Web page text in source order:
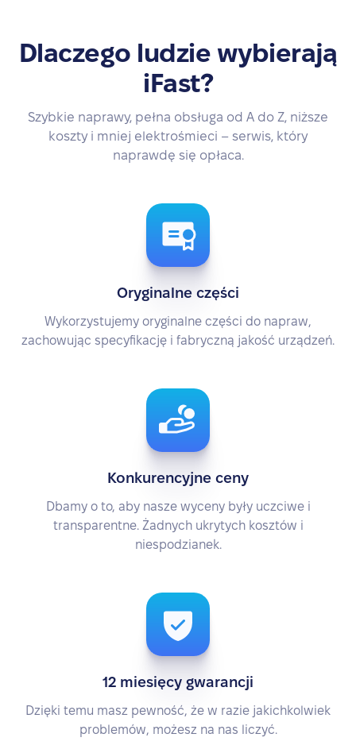
Dlaczego ludzie wybierają
iFast?
Szybkie naprawy, pełna obsługa od A do Z, niższe
koszty i mniej elektrośmieci – serwis, który
naprawdę się opłaca.
Oryginalne części
Wykorzystujemy oryginalne części do napraw,
zachowując specyfikację i fabryczną jakość urządzeń.
Konkurencyjne ceny
Dbamy o to, aby nasze wyceny były uczciwe i
transparentne. Żadnych ukrytych kosztów i
niespodzianek.
12 miesięcy gwarancji
Dzięki temu masz pewność, że w razie jakichkolwiek
problemów, możesz na nas liczyć.